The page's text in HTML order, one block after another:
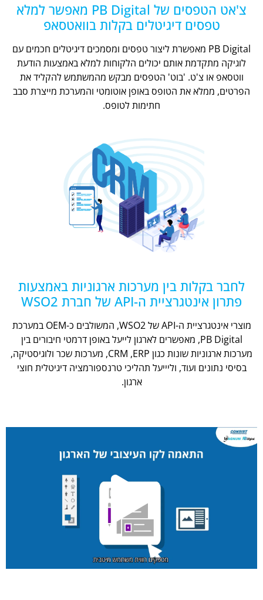
צ'אט הטפסים של PB Digital מאפשר למלא
טפסים דיגיטלים בקלות בוואטסאפ
PB Digital מאפשרת ליצור טפסים ומסמכים דיגיטלים חכמים עם
לוגיקה מתקדמת אותם יכולים הלקוחות למלא באמצעות הודעת
ווטסאפ או צ'ט. 'בוט' הטפסים מבקש מהמשתמש להקליד את
הפרטים, ממלא את הטופס באופן אוטומטי והמערכת מייצרת סבב
חתימות לטופס.
לחבר בקלות בין מערכות ארגוניות באמצעות
פתרון אינטגרציית ה-API של חברת WSO2
מוצרי אינטגרציית ה-API של WSO2, המשולבים כ-OEM במערכת
PB Digital, מאפשרים לארגון לייעל באופן דרמטי חיבורים בין
מערכות ארגוניות שונות כגון CRM ,ERP, מערכות שכר ולוגיסטיקה,
בסיסי נתונים ועוד, וליייעל תהליכי טרנספורמציה דיגיטלית חוצי
ארגון.